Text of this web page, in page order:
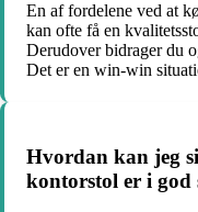
En af fordelene ved at
kan ofte få en
Derudover bidrager du
Det er en win-win
Hvordan kan jeg
kontorstol er i god